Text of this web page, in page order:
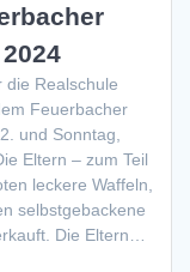
die Realschule
Feuerbacher
und Sonntag,
Eltern – zum Teil
leckere Waffeln,
selbstgebackene
Die Eltern…